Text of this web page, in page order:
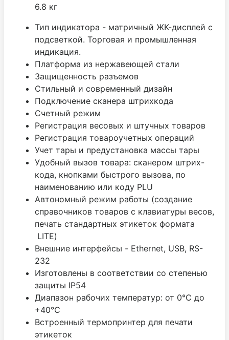
6.8 кг
Тип индикатора - матричный ЖК-дисплей с
подсветкой. Торговая и промышленная
индикация.
Платформа из нержавеющей стали
Защищенность разъемов
Стильный и современный дизайн
Подключение сканера штрихкода
Счетный режим
Регистрация весовых и штучных товаров
Регистрация товароучетных операций
Учет тары и предустановка массы тары
Удобный вызов товара: сканером штрих-
кода, кнопками быстрого вызова, по
наименованию или коду PLU
Автономный режим работы (создание
справочников товаров с клавиатуры весов,
печать стандартных этикеток формата
LITE)
Внешние интерфейсы - Ethernet, USB, RS-
232
Изготовлены в соответствии со степенью
защиты IP54
Диапазон рабочих температур: от 0°C до
+40°C
Встроенный термопринтер для печати
этикеток